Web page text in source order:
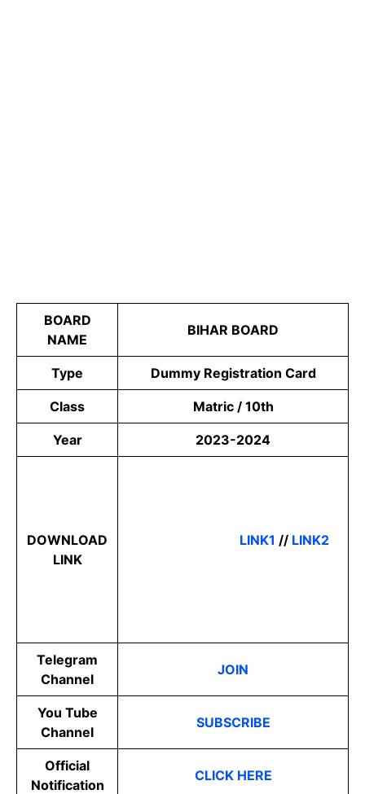
BOARD
NAME
BIHAR BOARD
Type Dummy Registration Card
Class Matric / 10th
Year 2023-2024
DOWNLOAD
LINK
LINK1 // LINK2
Telegram
Channel
JOIN
You Tube
Channel
SUBSCRIBE
Official
Notification
CLICK HERE